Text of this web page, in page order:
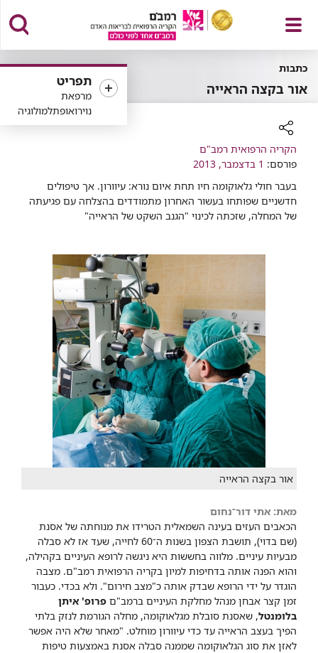
פתח
תפריט
תפריט
מרפאת
נוירואופתלמולוגיה
כתבות
אור בקצה הראייה
רכיב
שיתוף
הקריה הרפואית רמב"ם
פורסם: 1 בדצמבר, 2013
בעבר חולי גלאוקומה חיו תחת איום נורא: עיוורון. אך טיפולים
חדשניים שפותחו בעשור האחרון מתמודדים בהצלחה עם פגיעתה
של המחלה, שזכתה לכינוי "הגנב השקט של הראייה"
אור בקצה הראייה
מאת: אתי דור־נחום
הכאבים העזים בעינה השמאלית הטרידו את מנוחתה של אסנת
(שם בדוי), תושבת הצפון בשנות ה־60 לחייה, שעד אז לא סבלה
מבעיות עיניים. מלווה בחששות היא ניגשה לרופא העיניים בקהילה,
והוא הפנה אותה בדחיפות למיון בקריה הרפואית רמב"ם. מצבה
הוגדר על ידי הרופא שבדק אותה כ"מצב חירום". ולא בכדי. כעבור
זמן קצר אבחן מנהל מחלקת העיניים ברמב"ם פרופ' איתן
בלומנטל, שאסנת סובלת מגלאוקומה, מחלה הגורמת לנזק בלתי
הפיך בעצב הראייה עד כדי עיוורון מוחלט. "מאחר שלא היה אפשר
לאזן את סוג הגלאוקומה שממנה סבלה אסנת באמצעות טיפות